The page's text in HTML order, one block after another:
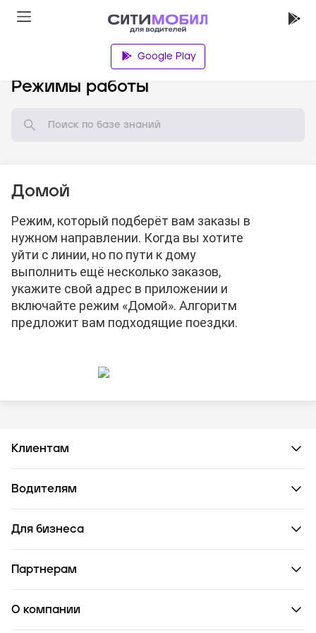
Google Play
Режимы работы
Домой
Режим, который подберёт вам заказы в
нужном направлении. Когда вы хотите
уйти с линии, но по пути к дому
выполнить ещё несколько заказов,
укажите свой адрес в приложении и
включайте режим «Домой». Алгоритм
предложит вам подходящие поездки.
Клиентам
Водителям
Для бизнеса
Партнерам
О компании